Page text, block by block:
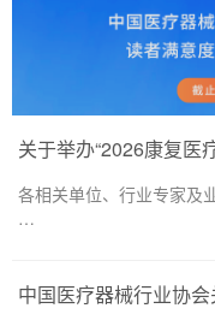
各相关单位、行业专家及
…
中国医疗器械行业协